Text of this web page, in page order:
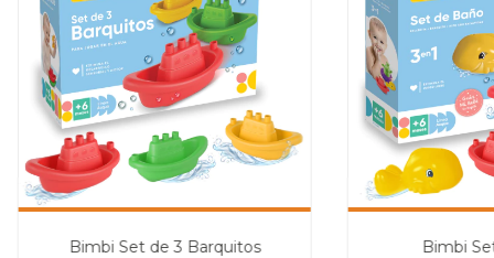
Bimbi Set de 3 Barquitos Bimbi